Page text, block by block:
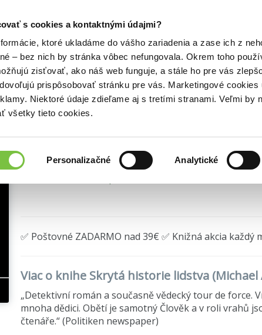
s cookies a kontaktnými údajmi?
ktoré ukladáme do vášho zariadenia a zase ich z
– bez nich by stránka vôbec nefungovala. Okrem toho
zisťovať, ako náš web funguje, a stále ho pre vás
prispôsobovať stránku pre vás. Marketingové cookies
Niektoré údaje zdieľame aj s tretími stranami. Veľmi by
všetky tieto cookies.
Personalizačné Analytické
Doplnky
Knihy o záhadologii Skrytá historie lidstva
Skrytá historie lidstva
Michael A. Cremo
✅ Poštovné ZADARMO nad 39€ ✅ Knižná akcia každý
Viac o knihe Skrytá historie lidstva
„Detektivní román a současně vědecký tour de
mnoha dědici. Obětí je samotný Člověk a v roli vrahů
čtenáře.“(Politiken newspaper)